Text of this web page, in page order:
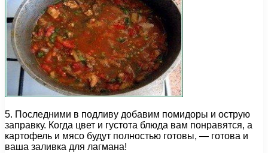
5. Последними в подливу добавим помидоры и острую
заправку. Когда цвет и густота блюда вам понравятся, а
картофель и мясо будут полностью готовы, — готова и
ваша заливка для лагмана!